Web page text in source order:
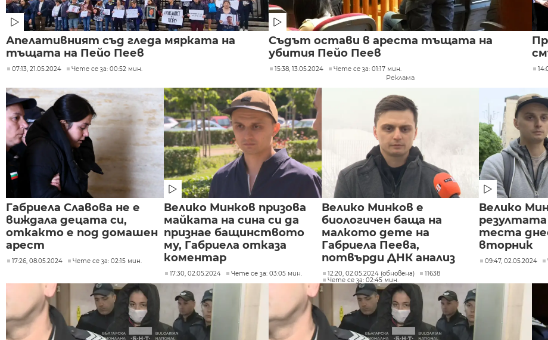
Апелативният съд гледа мярката на
тъщата на Пейо Пеев
07:13, 21.05.2024 Чете се за: 00:52 мин.
Съдът остави в ареста тъщата на
убития Пейо Пеев
15:38, 13.05.2024 Чете се за: 01:17 мин.
Реклама
Габриела Славова не е
виждала децата си,
откакто е под домашен
арест
17:26, 08.05.2024 Чете се за: 02:15 мин.
Велико Минков призова
майката на сина си да
признае бащинството
му, Габриела отказа
коментар
17:30, 02.05.2024 Чете се за: 03:05 мин.
Велико Минков е
биологичен баща на
малкото дете на
Габриела Пеева,
потвърди ДНК анализ
12:20, 02.05.2024 (обновена)
11638
Чете се за: 02:45 мин.
Велико
теста
вторник
09:47, 02.05.2024